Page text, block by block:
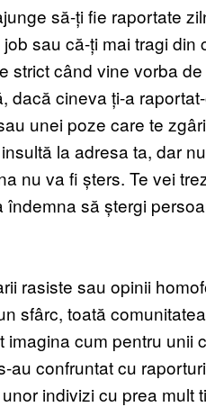
să-ți fie raportate
sau că-ți mai tragi
strict când vine vorba
dacă cineva ți-a
unei poze care te
la adresa ta, dar
nu va fi șters. Te vei
îndemna să ștergi
rasiste sau opinii
sfârc, toată
imagina cum pentru
au confruntat cu
indivizi cu prea mult